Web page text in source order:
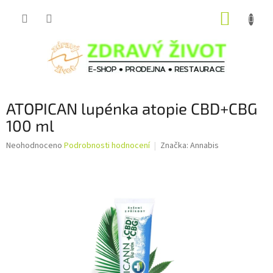
ATOPICAN lupénka atopie CBD+CBG
100 ml
Průměrné
Neohodnoceno Podrobnosti hodnocení Značka: Annabis